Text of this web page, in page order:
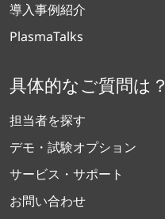
導入事例紹介
PlasmaTalks
具体的なご質問は？
担当者を探す
デモ・試験オプション
サービス・サポート
お問い合わせ